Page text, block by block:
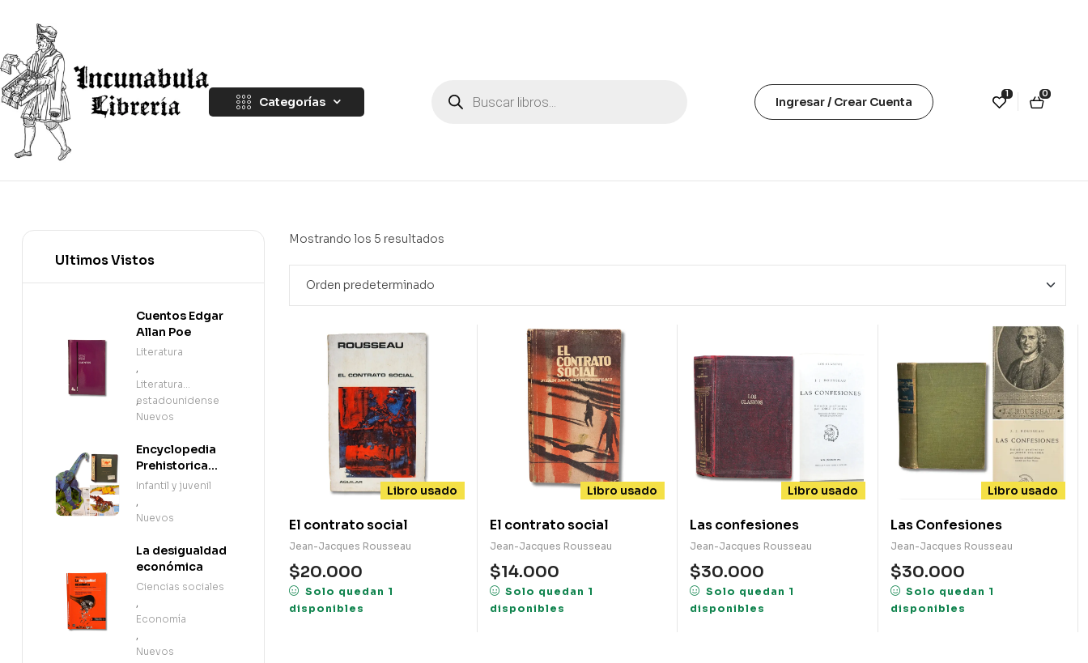
Categorías Ingresar / Crear Cuenta
1 0
Mostrando los 5 resultados
Libro usado
El contrato social
Jean-Jacques Rousseau
$20.000
Solo quedan 1
disponibles
Libro usado
El contrato social
Jean-Jacques Rousseau
$14.000
Solo quedan 1
disponibles
Libro usado
Las confesiones
Jean-Jacques Rousseau
$30.000
Solo quedan 1
disponibles
Libro usado
Las Confesiones
Jean-Jacques Rousseau
$30.000
Solo quedan 1
disponibles
Ultimos Vistos
Cuentos Edgar
Allan Poe
Literatura
,
Literatura
estadounidense
,
Nuevos
Encyclopedia
Prehistorica
Dinosaurs: The
Up (en Inglés)
Infantil y juvenil
,
Nuevos
La desigualdad
económica
Ciencias sociales
,
Economía
,
Nuevos